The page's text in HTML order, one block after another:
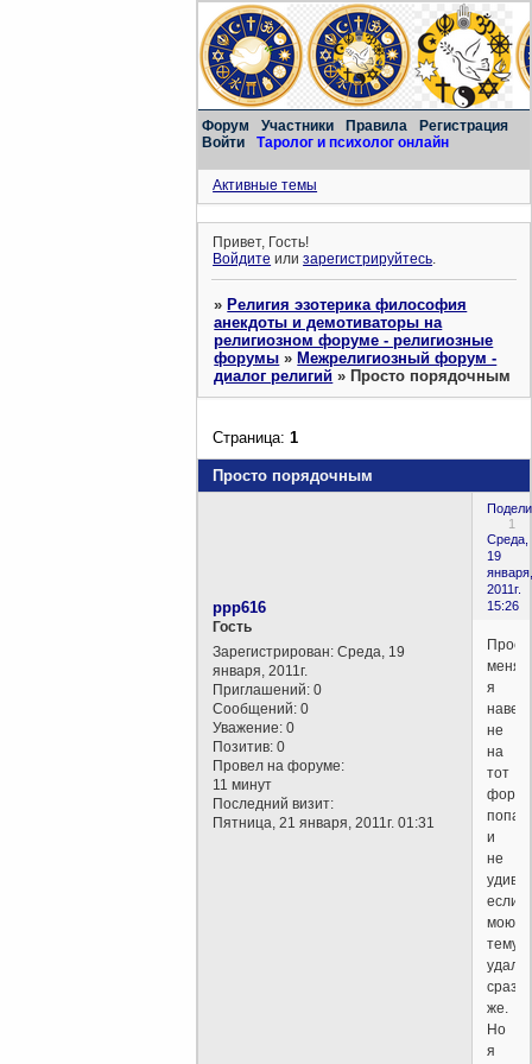
Форум Участники Правила
Регистрация
Войти
Таролог и психолог онлайн
Активные темы
Привет, Гость!
Войдите илизарегистрируйтесь.
»Религия эзотерика философия
анекдоты и демотиваторы на
религиозном форуме - религиозные
форумы »Межрелигиозный форум -
диалог религий »Просто порядочным
Просто порядочным
Страница:1
1
Среда,
19
января,
2011г.
15:26
ppp616
Гость
Зарегистрирован: Среда, 19
января, 2011г.
Приглашений: 0
Сообщений: 0
Уважение: 0
Позитив: 0
Провел на форуме:
11 минут
Последний визит:
Пятница, 21 января, 2011г. 01:31
меня,
я
не
на
тот
форум
попал,
и
не
если
мою
тему
сразу
же.
Но
я